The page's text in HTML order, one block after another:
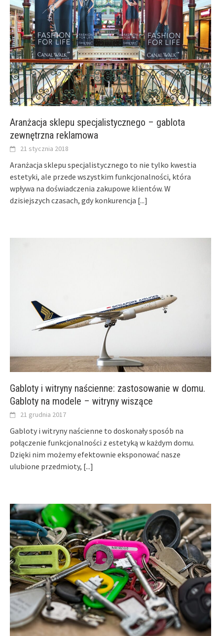
Aranżacja sklepu specjalistycznego – gablota
zewnętrzna reklamowa
21 stycznia 2018
Aranżacja sklepu specjalistycznego to nie tylko kwestia
estetyki, ale przede wszystkim funkcjonalności, która
wpływa na doświadczenia zakupowe klientów. W
dzisiejszych czasach, gdy konkurencja [...]
Gabloty i witryny naścienne: zastosowanie w domu.
Gabloty na modele – witryny wiszące
21 grudnia 2017
Gabloty i witryny naścienne to doskonały sposób na
połączenie funkcjonalności z estetyką w każdym domu.
Dzięki nim możemy efektownie eksponować nasze
ulubione przedmioty, [...]